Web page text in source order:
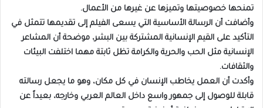
تمنحها خصوصيتها وتميزها عن غيرها من الأعمال.
وأضافت أن الرسالة الأساسية التي يسعى الفيلم إلى تقديمها تتمثل في
التأكيد على القيم الإنسانية المشتركة بين البشر، موضحة أن المشاعر
الإنسانية مثل الحب والحرية والكرامة تظل ثابتة مهما اختلفت البيئات
والثقافات.
وأكدت أن العمل يخاطب الإنسان في كل مكان، وهو ما يجعل رسالته
قابلة للوصول إلى جمهور واسع داخل العالم العربي وخارجه، بعيداً عن